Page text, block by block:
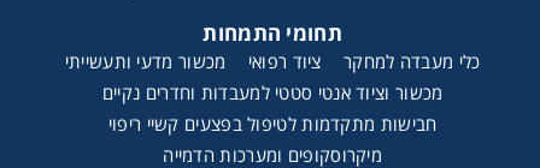
תחומי התמחות
כלי מעבדה למחקר ציוד רפואי
מכשור מדעי ותעשייתי
מכשור וציוד אנטי סטטי למעבדות וחדרים נקיים
חבישות מתקדמות לטיפול בפצעים קשיי ריפוי
מיקרוסקופים ומערכות הדמייה